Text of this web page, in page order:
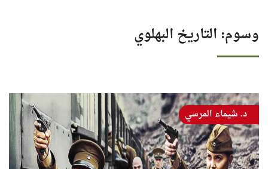
وسوم: التاريخ البهلوي
د. شيماء المرسي